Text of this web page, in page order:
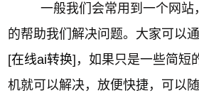
一般我们会常用到一个网
的帮助我们解决问题。大家可以
[在线ai转换]，如果只是一些简短
机就可以解决，放便快捷，可以